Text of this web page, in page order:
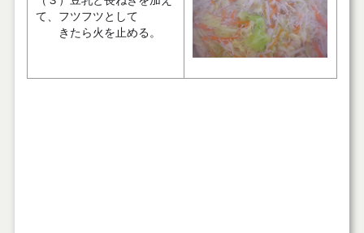
て、フツフツとして
きたら火を止める。